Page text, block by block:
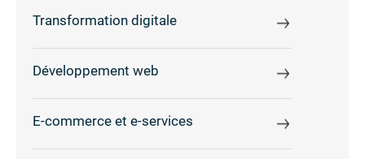
Transformation digitale
Développement web
E-commerce et e-services